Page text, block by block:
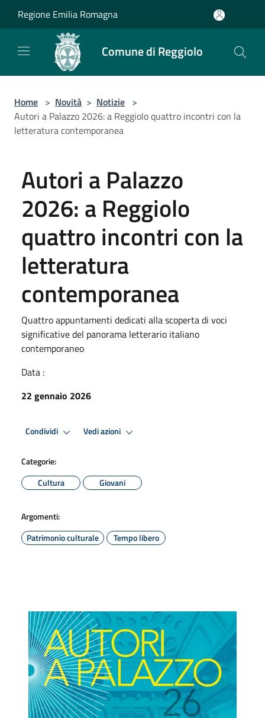
Regione Emilia Romagna
Comune di Reggiolo
Home > Novità > Notizie >
Autori a Palazzo 2026: a Reggiolo quattro incontri con la
letteratura contemporanea
Autori a Palazzo
2026: a Reggiolo
quattro incontri con la
letteratura
contemporanea
Quattro appuntamenti dedicati alla scoperta di voci
significative del panorama letterario italiano
contemporaneo
Data :
22 gennaio 2026
Condividi Vedi azioni
Categorie:
Cultura
Giovani
Argomenti:
Patrimonio culturale
Tempo libero